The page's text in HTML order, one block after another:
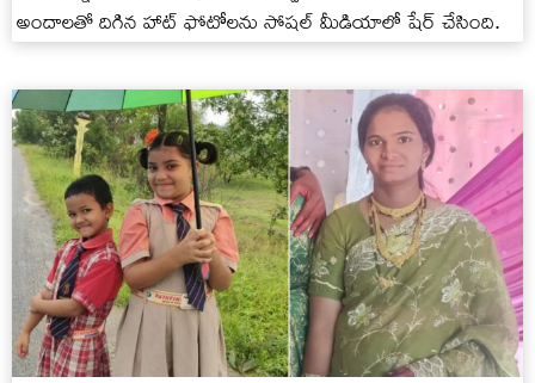
అందాలతో దిగిన హాట్ ఫోటోలను సోషల్ మీడియాలో షేర్ చేసింది.